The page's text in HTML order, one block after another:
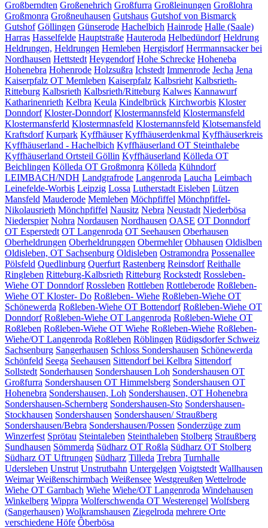
Großberndten Großenehrich Großfurra Großleinungen Großlohra
Großmonra Großneuhausen Gutshaus Gutshof von Bismarck
Gutshof Göllingen Günserode Hachelbich Hainrode Halle (Saale)
Harras Hasselfelde Hauptstraße Hauteroda Helbedündorf Heldrung
Heldrungen, Heldrungen Hemleben Hergisdorf Herrmannsacker bei
Nordhausen Hettstedt Heygendorf Hohe Schrecke Hoheneba
Hohenebra Hohenrode Holzsußra Ichstedt Immenrode Jecha Jena
Kaiserpfalz OT Memleben Kaiserpfalz Kalbsrieht Kalbsrieth-
Ritteburg Kalbsrieth Kalbsrieth/Ritteburg Kalwes Kannawurf
Katharinenrieth Kelbra Keula Kindelbrück Kirchworbis Kloster
Donndorf Kloster-Donndorf Klostermannsfeld Klostermansfeld
Klostermansferld Klostermnasfeld Klosternannsfeld Klotsemansfeld
Kraftsdorf Kurpark Kyffhäuser Kyffhäuserdenkmal Kyffhäuserkreis
Kyffhäuserland - Hachelbich Kyffhäuserland OT Steinthalebe
Kyffhäuserland Ortsteil Göllin Kyffhäuserland Kölleda OT
Beichlingen Kölleda OT Großmonra Kölleda Kühndorf
LEIMBACH/NDH Landgrafrode Langenroda Laucha Leimbach
Leinefelde-Worbis Leipzig Lossa Lutherstadt Eisleben Lützen
Mansfeld Mauderode Memleben Möchpfiffel Mönchpfiffel-
Nikolausrieth Mönchpfiffel Nausitz Nebra Neustadt Niederbösa
Niederspier Nohra Nordausen Nordhausen OASE OT Donndorf
OT Esperstedt OT Langenroda OT Seehausen Oberhausen
Oberheldrungen Oberheldrunggen Obermehler Obhausen Oldislben
Oldisleben, OT Sachsenburg Oldisleben Ostramondra Possenallee
Pölsfeld Quedlinburg Querfurt Rastenberg Reinsdorf Reithalle
Ringleben Ritteburg-Kalbsrieth Ritteburg Rockstedt Rossleben-
Wiehe OT Donndorf Rossleben Rottleben Rottleberode Roßleben-
Wiehe OT Kloster- Do Roßleben- Wiehe Roßleben-Wiehe OT
Schönewerda Roßleben-Wiehe OT Bottendorf Roßleben-Wiehe OT
Donndorf Roßleben-Wiehe OT Langenroda Roßleben-Wiehe OT
Roßleben Roßleben-Wiehe OT Wiehe Roßleben-Wiehe Roßleben-
Wiehe/OT Langenroda Roßleben Röblingen Rüdigsdorfer Schweiz
Sachsenburg Sangerhausen Schloss Sondershausen Schönewerda
Schönfeld Seega Seehausen Sittendorf bei Kelbra Sittendorf
Sollstedt Sonderhausen Sondershausen Loh Sondershausen OT
Großfurra Sondershausen OT Himmelsberg Sondershausen OT
Hohenebra Sondershausen, Loh Sondershausen, OT Hohenebra
Sondershausen-Schernberg Sondershausen-Sto Sondershausen-
Stockhausen Sondershausen Sondershausen/ Straußberg
Sondershausen/Bebra Sondershausen/Possen Sonderzüge zum
Winzerfest Sprötau Steintaleben Steinthaleben Stolberg Straußberg
Sundhausen Sömmerda Südharz OT Roßla Südharz OT Stolberg
Südharz OT Uftrungen Südharz Tilleda Trebra Turnhalle
Udersleben Unstrut Unstrutbahn Untergelgen Voigtstedt Wallhausen
Weimar Weißenschirmbach Weißensee Westgreußen Wettelrode
Wiehe OT Garnbach Wiehe Wiehe/OT Langenroda Windehausen
Winkelberg Wippra Wolferschwenda OT Westerengel Wolfsberg
(Sangerhausen) Wolkramshausen Ziegelroda mehrere Orte
verschiedene Höfe Ôberbösa